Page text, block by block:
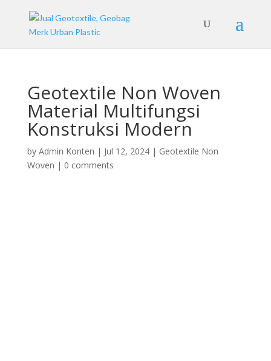
Geotextile Non Woven
Material Multifungsi
Konstruksi Modern
by Admin Konten | Jul 12, 2024| Geotextile Non
Woven | 0 comments